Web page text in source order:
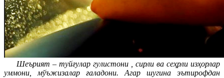
Шеърият – туйғулар гулистони , сирли ва сеҳрли изҳорлар
уммони, мўъжизалар ғаладони. Агар шугина эътирофдан